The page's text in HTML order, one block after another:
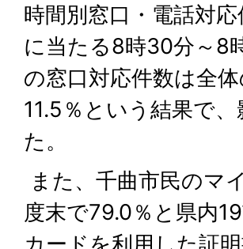
時間別窓口・電話対
に当たる8時30分～8
の窓口対応件数は全
11.5％という結果で
た。
また、千曲市民のマ
度末で79.0％と県内